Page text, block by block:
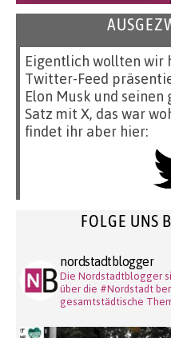
Eigentlich wollten wir
Twitter-Feed
Elon Musk und seinen
Satz mit X, das war
findet ihr aber hier:
FOLGE UNS
nordstadtblogger
Die Nordstadtblogger
über die #Nordstadt
gesamtstädtische